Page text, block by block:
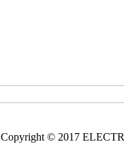
Copyright © 2017